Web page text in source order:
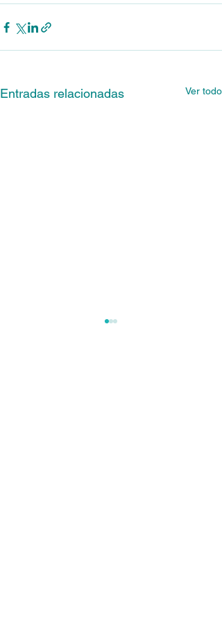
Entradas relacionadas Ver todo